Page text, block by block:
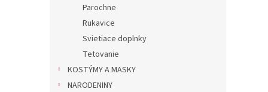
Parochne
Rukavice
Svietiace doplnky
Tetovanie
KOSTÝMY A MASKY
NARODENINY